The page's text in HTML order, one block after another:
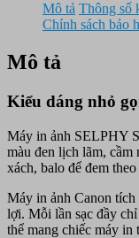
Mô tả Thông số
Chính sách bảo
Mô tả
Kiểu dáng nhỏ
Máy in ảnh SELPHY
màu đen lịch lãm, cầm
xách, balo để đem
Máy in ảnh Canon
lợi. Mỗi lần sạc đầy
thể mang chiếc máy in